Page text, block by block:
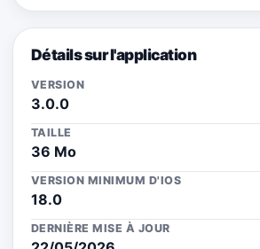
Détails sur l'application
VERSION
3.0.0
TAILLE
36 Mo
VERSION MINIMUM D'IOS
18.0
DERNIÈRE MISE À JOUR